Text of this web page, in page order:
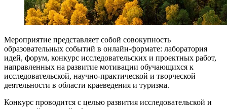
Мероприятие представляет собой совокупность
образовательных событий в онлайн-формате: лаборатория
идей, форум, конкурс исследовательских и проектных работ,
направленных на развитие мотивации обучающихся к
исследовательской, научно-практической и творческой
деятельности в области краеведения и туризма.
Конкурс проводится с целью развития исследовательской и